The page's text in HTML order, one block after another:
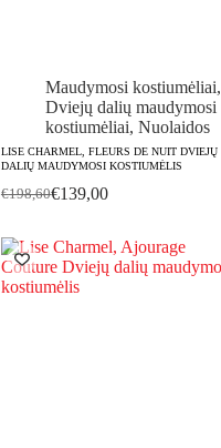
Maudymosi kostiumėliai,
Dviejų dalių maudymosi
kostiumėliai, Nuolaidos
LISE CHARMEL, FLEURS DE NUIT DVIEJŲ
DALIŲ MAUDYMOSI KOSTIUMĖLIS
€198,60Original
was:
€198,60.
€139,00
Current
is:
€139,00.